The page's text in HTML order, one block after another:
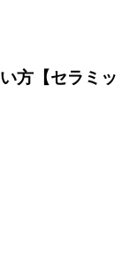
方【セラミッ